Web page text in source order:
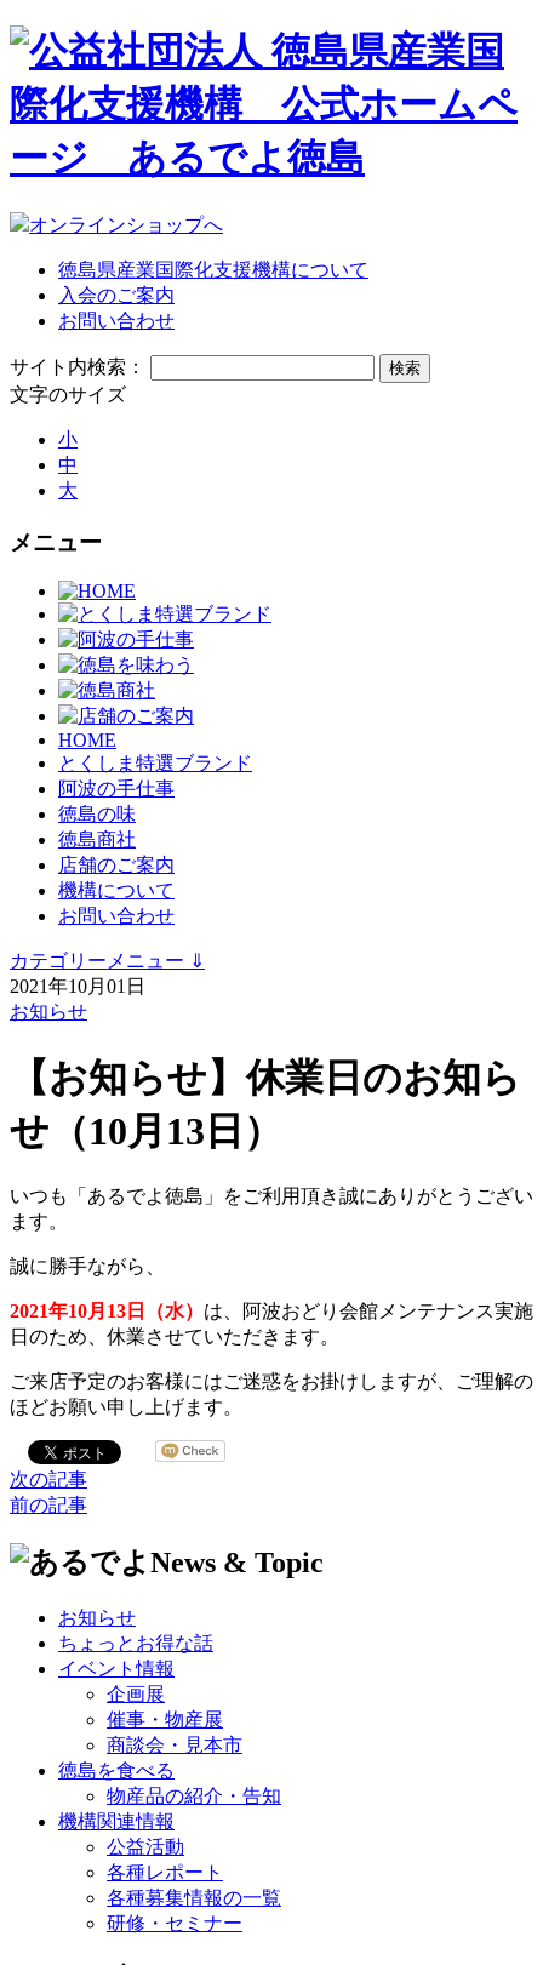
オンラインショップへ
徳島県産業国際化支援機構について
入会のご案内
お問い合わせ
サイト内検索：
文字のサイズ
小
中
大
メニュー
HOME
とくしま特選ブランド
阿波の手仕事
徳島の味
徳島商社
店舗のご案内
機構について
お問い合わせ
カテゴリーメニュー ⇓
2021年10月01日
お知らせ
【お知らせ】休業日のお知ら
せ（10月13日）
いつも「あるでよ徳島」をご利用頂き誠にありがとうござい
ます。
誠に勝手ながら、
2021年10月13日（水） は、阿波おどり会館メンテナンス実施
日のため、休業させていただきます。
ご来店予定のお客様にはご迷惑をお掛けしますが、ご理解の
ほどお願い申し上げます。
次の記事
前の記事
お知らせ
ちょっとお得な話
イベント情報
企画展
催事・物産展
商談会・見本市
徳島を食べる
物産品の紹介・告知
機構関連情報
公益活動
各種レポート
各種募集情報の一覧
研修・セミナー